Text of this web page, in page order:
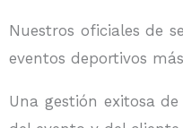
Nuestros oficiales de
eventos deportivos
Una gestión exitosa